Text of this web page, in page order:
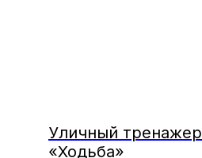
Уличный тренажер
«Ходьба»